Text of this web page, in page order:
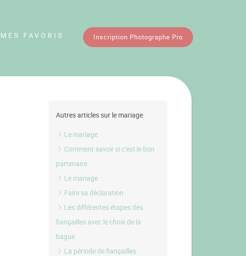
MES FAVORIS Inscription Photographe Pro
Autres articles sur le mariage
Le mariage
Comment savoir si c'est le bon
partenaire
Le mariage
Faire sa déclaration
Les différentes étapes des
fiançailles avec le choix de la
bague
La période de fiançailles